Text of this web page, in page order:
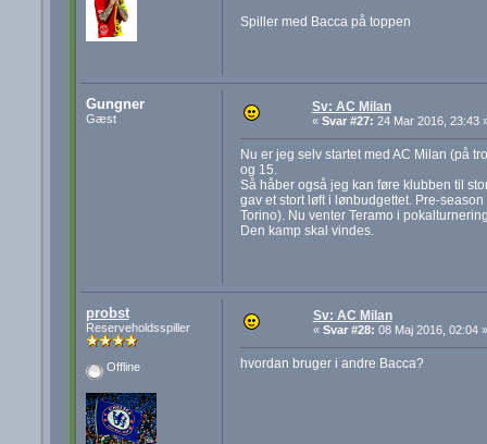
Spiller med Bacca på toppen
Gungner
Gæst
Sv: AC Milan
« Svar #27: 24 Mar 2016, 23:43
Nu er jeg selv startet med AC Milan (på
og 15.
Så håber også jeg kan føre klubben til
gav et stort løft i lønbudgettet. Pre-
Torino). Nu venter Teramo i
Den kamp skal vindes.
probst
Reserveholdsspiller
Offline
Sv: AC Milan
« Svar #28: 08 Maj 2016, 02:04 »
hvordan bruger i andre Bacca?